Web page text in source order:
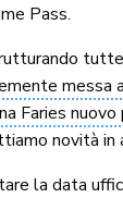
Pass.
tutte
messa
Faries
novità in
la data